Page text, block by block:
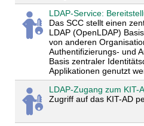
LDAP-Service:
Das SCC stellt einen
LDAP (OpenLDAP)
von anderen
Authentifizierungs- und
Basis zentraler
Applikationen genutzt
LDAP-Zugang zum KIT-
Zugriff auf das KIT-AD